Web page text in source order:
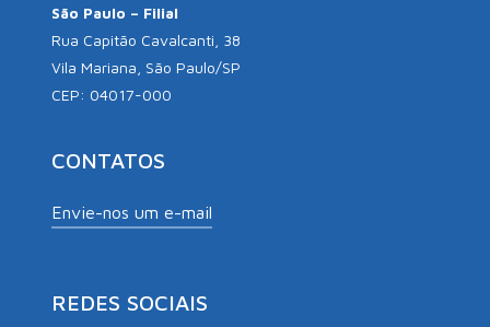
São Paulo – Filial
Rua Capitão Cavalcanti, 38
Vila Mariana, São Paulo/SP
CEP: 04017-000
CONTATOS
Envie-nos um e-mail
REDES SOCIAIS